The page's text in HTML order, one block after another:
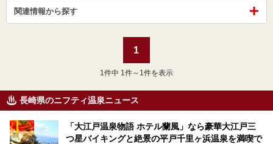
関連情報から探す
1
1 件中 1件～1件を表示
長崎県のニフティ温泉ニュース
「大江戸温泉物語 ホテル蘭風」なら豪華大江戸三
つ星バイキングと絶景の平戸千里ヶ浜温泉を満喫で